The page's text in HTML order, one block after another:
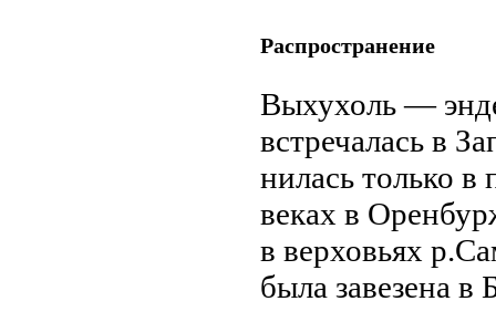
Распространение
Выхухоль —
встречалась в
нилась только
веках в
в верховьях
была завезена в